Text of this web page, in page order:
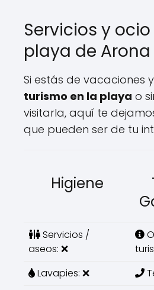
Servicios y
playa de Arona
Si estás de vacaciones
turismo en la playa o
visitarla, aquí te
que pueden ser de tu
Higiene
Servicios /
aseos: ❌
Lavapies: ❌